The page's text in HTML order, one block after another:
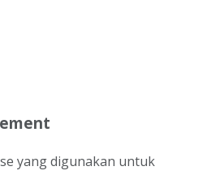
yang digunakan untuk